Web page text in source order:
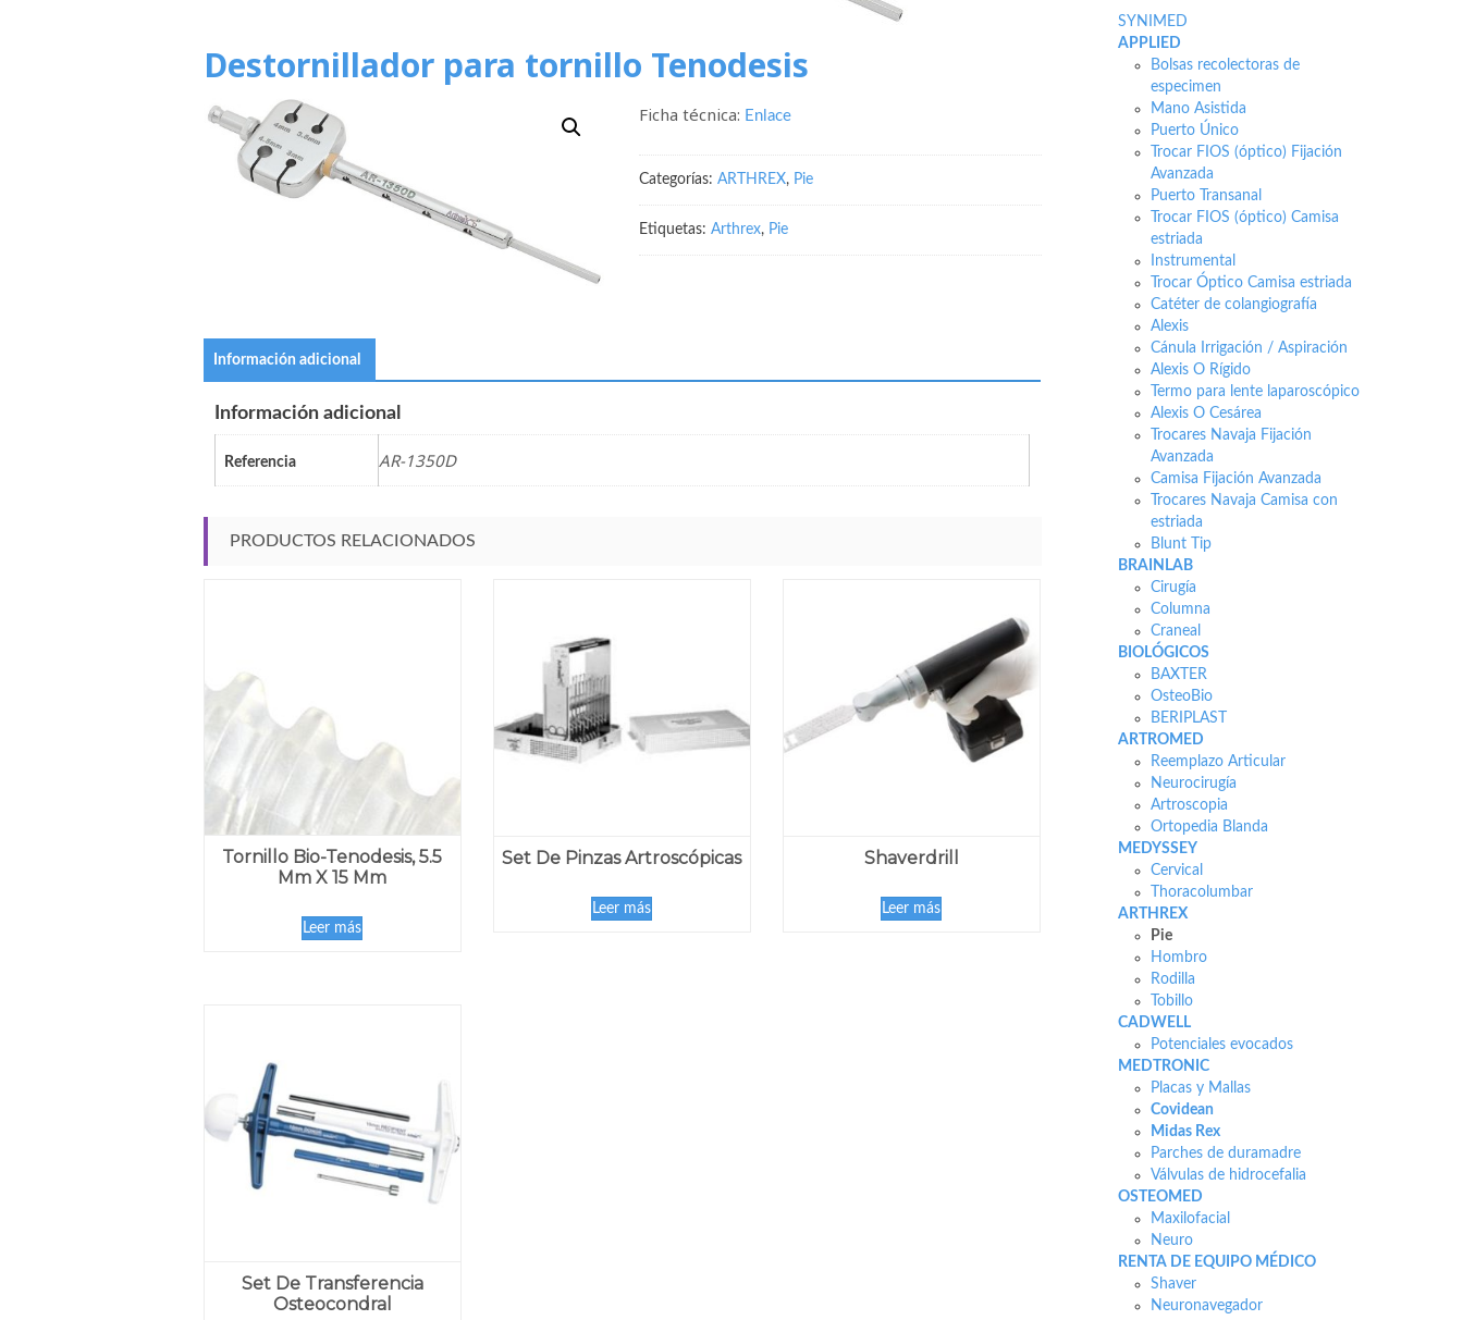
Destornillador para tornillo Tenodesis
Ficha técnica: Enlace
Categorías:ARTHREX, Pie
Etiquetas:Arthrex, Pie
Información adicional
Información adicional
Referencia AR-1350D
PRODUCTOS RELACIONADOS
Tornillo Bio-Tenodesis, 5.5
Mm X 15 Mm
Leer más
Set De Pinzas Artroscópicas
Leer más
Shaverdrill
Leer más
Set De Transferencia
Osteocondral
SYNIMED
APPLIED
Bolsas recolectoras de
especimen
Mano Asistida
Puerto Único
Trocar FIOS (óptico) Fijación
Avanzada
Puerto Transanal
Trocar FIOS (óptico) Camisa
estriada
Instrumental
Trocar Óptico Camisa estriada
Catéter de colangiografía
Alexis
Cánula Irrigación / Aspiración
Alexis O Rígido
Termo para lente laparoscópico
Alexis O Cesárea
Trocares Navaja Fijación
Avanzada
Camisa Fijación Avanzada
Trocares Navaja Camisa con
estriada
Blunt Tip
BRAINLAB
Cirugía
Columna
Craneal
BIOLÓGICOS
BAXTER
OsteoBio
BERIPLAST
ARTROMED
Reemplazo Articular
Neurocirugía
Artroscopia
Ortopedia Blanda
MEDYSSEY
Cervical
Thoracolumbar
ARTHREX
Pie
Hombro
Rodilla
Tobillo
CADWELL
Potenciales evocados
MEDTRONIC
Placas y Mallas
Covidean
Midas Rex
Parches de duramadre
Válvulas de hidrocefalia
OSTEOMED
Maxilofacial
Neuro
RENTA DE EQUIPO MÉDICO
Shaver
Neuronavegador